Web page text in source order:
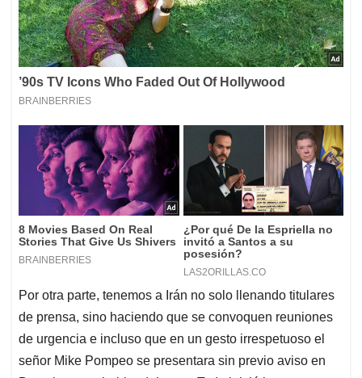
Por otra parte, tenemos a Irán no solo llenando titulares
de prensa, sino haciendo que se convoquen reuniones
de urgencia e incluso que en un gesto irrespetuoso el
señor Mike Pompeo se presentara sin previo aviso en